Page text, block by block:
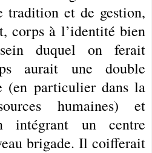
tradition et de gestion,
corps à l’identité bien
duquel on ferait
aurait une double
(en particulier dans la
humaines) et
intégrant un centre
brigade. Il coifferait